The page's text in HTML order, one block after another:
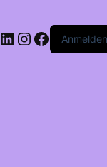
LinkedIn
Instagram
Anmelden